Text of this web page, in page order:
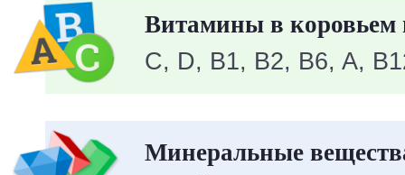
Витамины в коровьем
C, D, B1, B2, B6, A,
Минеральные